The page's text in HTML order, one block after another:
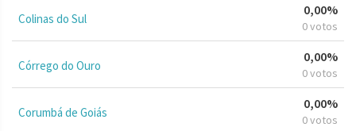
Colinas do Sul
0,00%
0 votos
Córrego do Ouro
0,00%
0 votos
Corumbá de Goiás
0,00%
0 votos